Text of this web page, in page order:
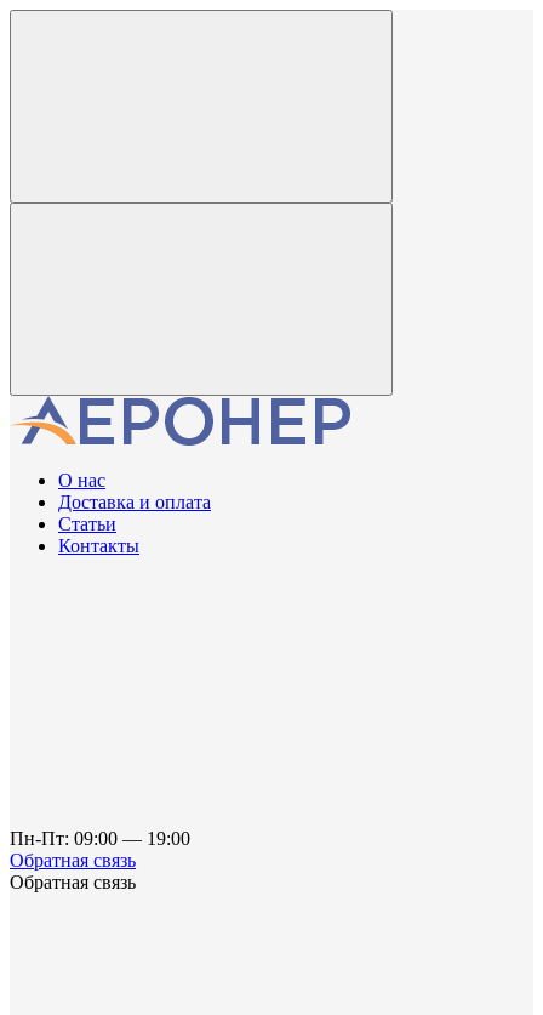
О нас
Доставка и оплата
Статьи
Контакты
Пн-Пт: 09:00 — 19:00
Обратная связь
Обратная связь